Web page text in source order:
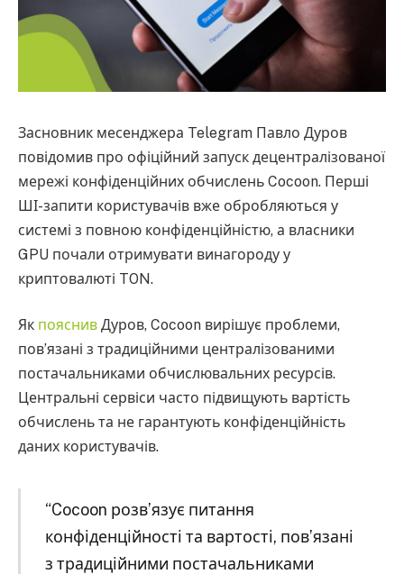
Засновник месенджера Telegram Павло Дуров
повідомив про офіційний запуск децентралізованої
мережі конфіденційних обчислень Cocoon. Перші
ШІ-запити користувачів вже обробляються у
системі з повною конфіденційністю, а власники
GPU почали отримувати винагороду у
криптовалюті TON.
Як пояснив Дуров, Cocoon вирішує проблеми,
пов’язані з традиційними централізованими
постачальниками обчислювальних ресурсів.
Центральні сервіси часто підвищують вартість
обчислень та не гарантують конфіденційність
даних користувачів.
“Cocoon розв’язує питання
конфіденційності та вартості, пов’язані
з традиційними постачальниками